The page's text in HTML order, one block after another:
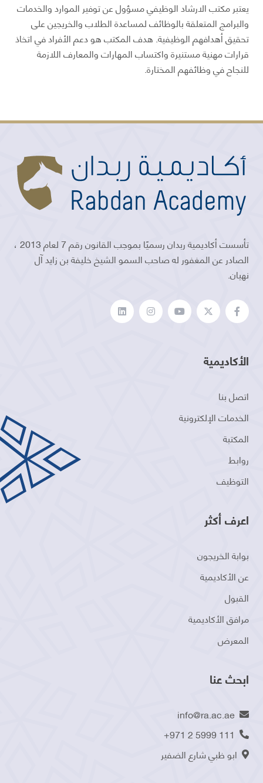
يعتبر مكتب الارشاد الوظيفي مسؤول عن توفير الموارد والخدمات
والبرامج المتعلقة بالوظائف لمساعدة الطلاب والخريجين على
تحقيق أهدافهم الوظيفية. هدف المكتب هو دعم الأفراد في اتخاذ
قرارات مهنية مستنيرة واكتساب المهارات والمعارف اللازمة
للنجاح في وظائفهم المختارة.
تأسست أكاديمية ربدان رسميًا بموجب القانون رقم 7 لعام 2013 ،
الصادر عن المغفور له صاحب السمو الشيخ خليفة بن زايد آل
نهيان.
الأكاديمية
اتصل بنا
الخدمات الإلكترونية
المكتبة
روابط
التوظيف
اعرف أكثر
بوابة الخريجون
عن الأكاديمية
القبول
مرافق الأكاديمية
المعرض
ابحث عنا
info@ra.ac.ae
+971 2 5999 111
ابو ظبي شارع الضفير